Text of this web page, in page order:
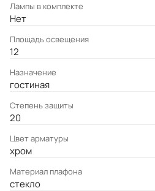
Лампы в комплекте
Нет
Площадь освещения
12
Назначение
гостиная
Степень защиты
20
Цвет арматуры
хром
Материал плафона
стекло